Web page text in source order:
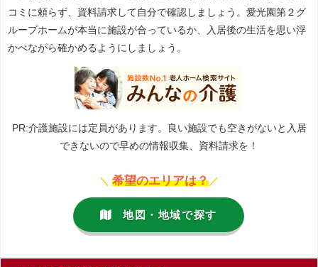
コミに頼らず、資料請求して自分で確認しましょう。愛光園第２グ
ループホームが本当に施設が合っているか、入居後の生活を思い浮
かべながら確かめるようにしましょう。
PR:介護施設には定員があります。良い施設でも空きがないと入居
できないので早めの情報収集、資料請求を！
＼ 希望のエリアは？ ／
地図・地域で探す